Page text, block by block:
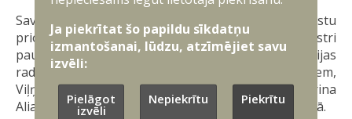
Savukārt, pārrunājot Ziemeļu grupas valstu
prioritātes NATO samitā Viļņā, aizsardzības ministri
pauda pārliecību, ka, lai stātos pretī Krievijas
radītajiem pašreizējiem un arī nākotnes draudiem,
Viļņas samitā pieņemtajiem lēmumiem ir jāstiprina
Alianses atturēšanas un aizsardzības spējas reģionā.
Ja piekrītat šo papildu sīkdatņu
izmantošanai, lūdzu, atzīmējiet savu
izvēli:
Pielāgot
izvēli
Nepiekrītu Piekrītu